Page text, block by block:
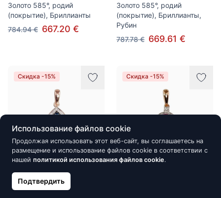
Золото 585°, родий
(покрытие), Бриллианты
784.94 € 667.20 €
Золото 585°, родий
(покрытие), Бриллианты,
Рубин
787.78 € 669.61 €
Скидка -15%
Золотой кулон, Красное
Золото 585°, родий
Скидка -15%
Использование файлов cookie
Продолжая использовать этот веб-сайт, вы соглашаетесь на
размещение и использование файлов cookie в соответствии с
нашей политикой использования файлов cookie.
Подтвердить